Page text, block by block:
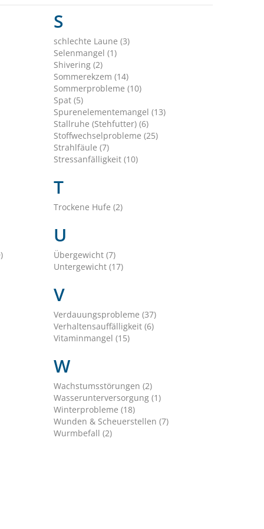
S
schlechte Laune (3)
Selenmangel (1)
Shivering (2)
Sommerekzem (14)
Sommerprobleme (10)
Spat (5)
Spurenelementemangel (13)
Stallruhe (Stehfutter) (6)
Stoffwechselprobleme (25)
Strahlfäule (7)
Stressanfälligkeit (10)
T
Trockene Hufe (2)
U
Übergewicht (7)
Untergewicht (17)
V
Verdauungsprobleme (37)
Verhaltensauffälligkeit (6)
Vitaminmangel (15)
W
Wachstumsstörungen (2)
Wasserunterversorgung (1)
Winterprobleme (18)
Wunden & Scheuerstellen (7)
Wurmbefall (2)